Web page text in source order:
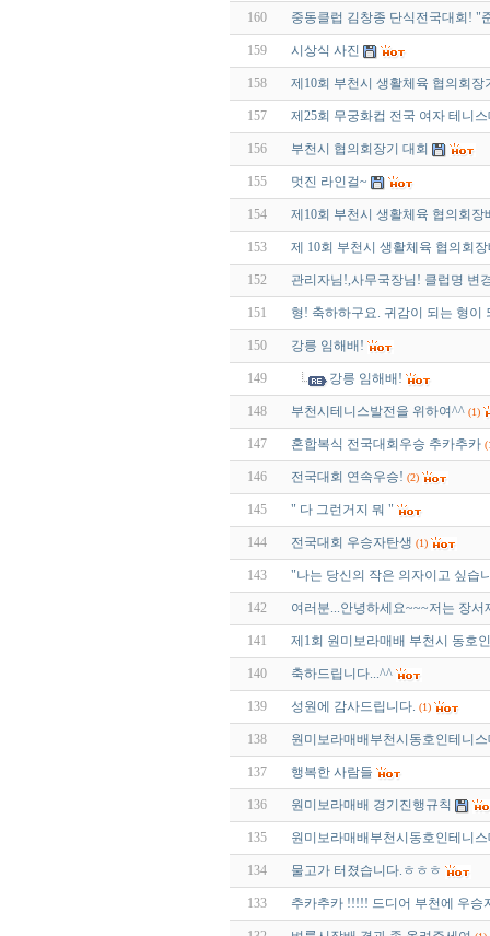
160 중동클럽 김창종 단식전국대회! "
159 시상식 사진
158 제10회 부천시 생활체육 협의회장
157 제25회 무궁화컵 전국 여자 테니
156 부천시 협의회장기 대회
155 멋진 라인걸~
154 제10회 부천시 생활체육 협의회장
153 제 10회 부천시 생활체육 협의회
152 관리자님!,사무국장님! 클럽명 변
151 형! 축하하구요. 귀감이 되는 형이
150 강릉 임해배!
149 강릉 임해배!
148 부천시테니스발전을 위하여^^ (1)
147 혼합복식 전국대회우승 추카추카
146 전국대회 연속우승! (2)
145 " 다 그런거지 뭐 "
144 전국대회 우승자탄생 (1)
143 "나는 당신의 작은 의자이고 싶습
142 여러분...안녕하세요~~~저는 장서
141 제1회 원미보라매배 부천시 동호
140 축하드립니다...^^
139 성원에 감사드립니다. (1)
138 원미보라매배부천시동호인테니
137 행복한 사람들
136 원미보라매배 경기진행규칙
135 원미보라매배부천시동호인테니
134 물고가 터졌습니다.ㅎㅎㅎ
133 추카추카 !!!!! 드디어 부천에 우승